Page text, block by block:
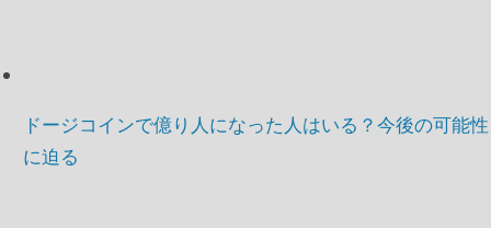
ドージコインで億り人になった人はいる？今後の可能性
に迫る